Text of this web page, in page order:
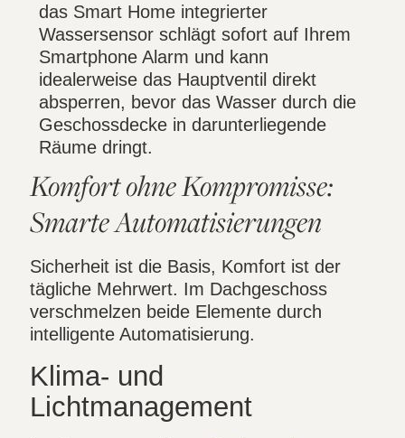
das Smart Home integrierter
Wassersensor schlägt sofort auf Ihrem
Smartphone Alarm und kann
idealerweise das Hauptventil direkt
absperren, bevor das Wasser durch die
Geschossdecke in darunterliegende
Räume dringt.
Komfort ohne Kompromisse:
Smarte Automatisierungen
Sicherheit ist die Basis, Komfort ist der
tägliche Mehrwert. Im Dachgeschoss
verschmelzen beide Elemente durch
intelligente Automatisierung.
Klima- und
Lichtmanagement